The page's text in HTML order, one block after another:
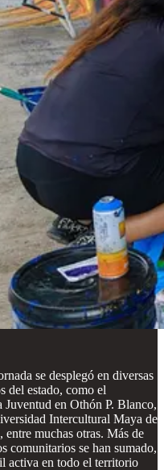
se desplegó en diversas
del estado, como el
Juventud en Othón P. Blanco,
Intercultural Maya de
muchas otras. Más de
comunitarios se han sumado,
activa en todo el territorio